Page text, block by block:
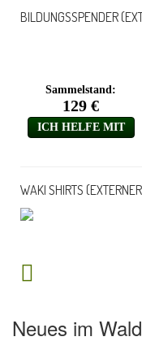
BILDUNGSSPENDER
WAKI SHIRTS
Neues im